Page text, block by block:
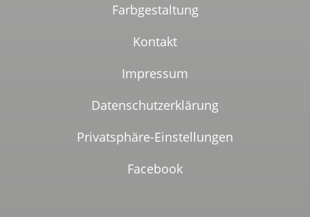
Farbgestaltung
Kontakt
Impressum
Datenschutzerklärung
Privatsphäre-Einstellungen
Facebook